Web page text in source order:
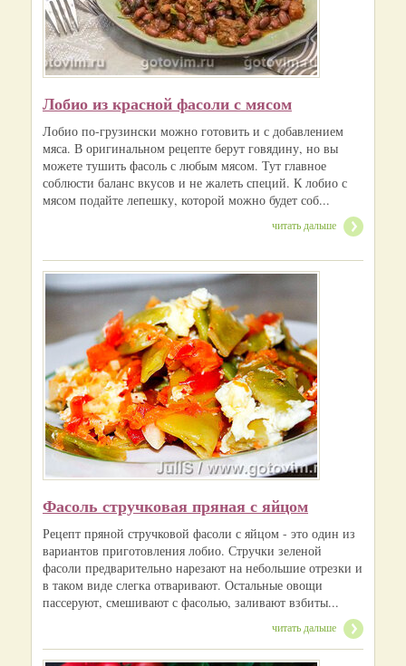
Лобио из красной фасоли с мясом
Лобио по-грузински можно готовить и с добавлением
мяса. В оригинальном рецепте берут говядину, но вы
можете тушить фасоль с любым мясом. Тут главное
соблюсти баланс вкусов и не жалеть специй. К лобио с
мясом подайте лепешку, которой можно будет соб...
читать дальше
Фасоль стручковая пряная с яйцом
Рецепт пряной стручковой фасоли с яйцом - это один из
вариантов приготовления лобио. Стручки зеленой
фасоли предварительно нарезают на небольшие отрезки и
в таком виде слегка отваривают. Остальные овощи
пассеруют, смешивают с фасолью, заливают взбиты...
читать дальше